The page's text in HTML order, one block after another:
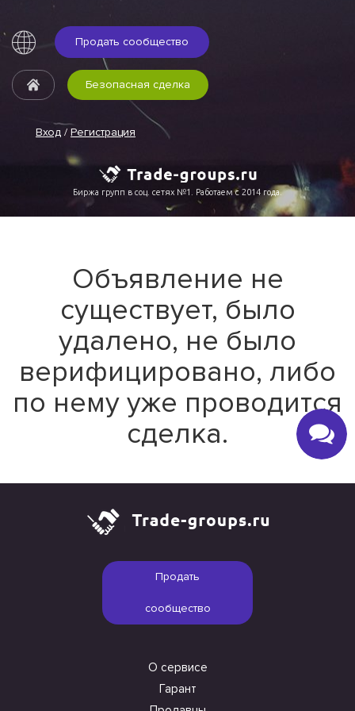
Продать сообщество
Вход / Регистрация
Безопасная сделка
Биржа групп в соц. сетях №1. Работаем с 2014 года.
Объявление не
существует, было
удалено, не было
верифицировано, либо
по нему уже проводится
сделка.
Продать
сообщество
О сервисе
Гарант